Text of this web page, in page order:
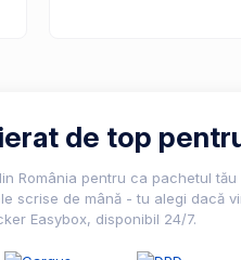
de top
România pentru ca pachetul
scrise de mână - tu alegi dacă
Easybox, disponibil 24/7.